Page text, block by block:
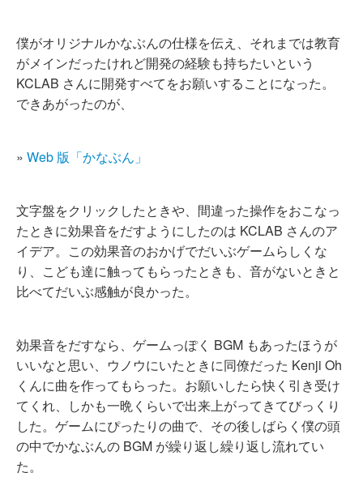
僕がオリジナルかなぶんの仕様を伝え、それまでは教育
がメインだったけれど開発の経験も持ちたいという
KCLAB さんに開発すべてをお願いすることになった。
できあがったのが、
» Web 版「かなぶん」
文字盤をクリックしたときや、間違った操作をおこなっ
たときに効果音をだすようにしたのは KCLAB さんのア
イデア。この効果音のおかげでだいぶゲームらしくな
り、こども達に触ってもらったときも、音がないときと
比べてだいぶ感触が良かった。
効果音をだすなら、ゲームっぽく BGM もあったほうが
いいなと思い、ウノウにいたときに同僚だった Kenji Oh
くんに曲を作ってもらった。お願いしたら快く引き受け
てくれ、しかも一晩くらいで出来上がってきてびっくり
した。ゲームにぴったりの曲で、その後しばらく僕の頭
の中でかなぶんの BGM が繰り返し繰り返し流れてい
た。